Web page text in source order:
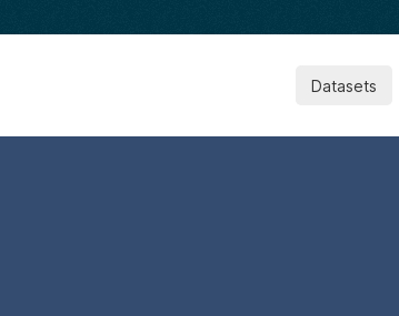
Datasets